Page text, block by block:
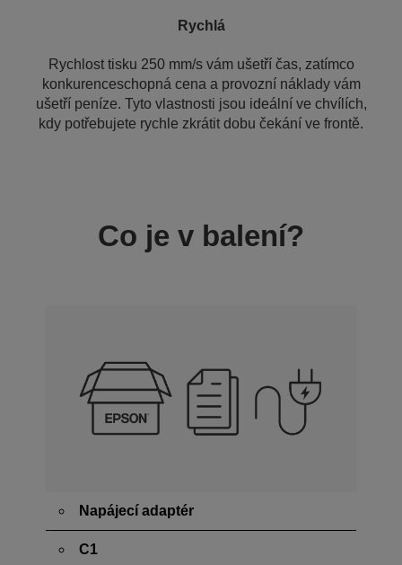
Rychlá
Rychlost tisku 250 mm/s vám ušetří čas, zatímco
konkurenceschopná cena a provozní náklady vám
ušetří peníze. Tyto vlastnosti jsou ideální ve chvílích,
kdy potřebujete rychle zkrátit dobu čekání ve frontě.
Co je v balení?
Napájecí adaptér
C1